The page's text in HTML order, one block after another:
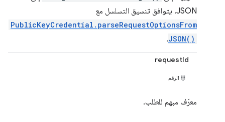
JSON. يتوافق تنسيق التسلسل مع
PublicKeyCredential.parseRequestOptionsFrom
JSON()
.
requestId
الرقم
معرّف مبهم للطلب.